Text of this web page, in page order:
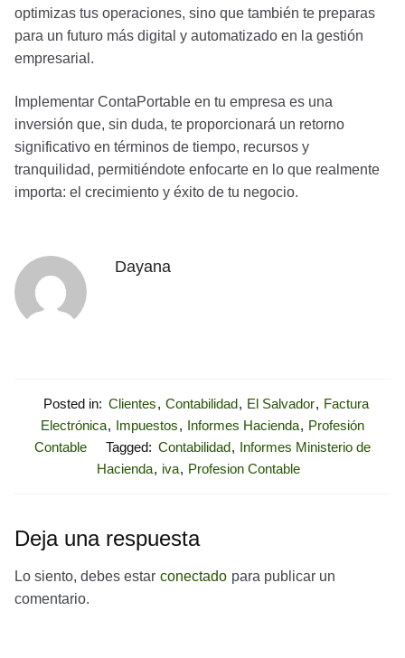
optimizas tus operaciones, sino que también te preparas
para un futuro más digital y automatizado en la gestión
empresarial.
Implementar ContaPortable en tu empresa es una
inversión que, sin duda, te proporcionará un retorno
significativo en términos de tiempo, recursos y
tranquilidad, permitiéndote enfocarte en lo que realmente
importa: el crecimiento y éxito de tu negocio.
Dayana
Posted in: Clientes, Contabilidad, El Salvador, Factura
Electrónica, Impuestos, Informes Hacienda, Profesión
Contable
Tagged: Contabilidad, Informes Ministerio de
Hacienda, iva, Profesion Contable
Deja una respuesta
Lo siento, debes estar conectado para publicar un
comentario.